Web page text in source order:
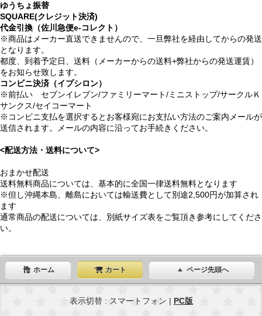
ゆうちょ振替
SQUARE(クレジット決済)
代金引換（佐川急便e-コレクト）
※商品はメーカー直送できませんので、一旦弊社を経由してからの発送
となります。
都度、到着予定日、送料（メーカーからの送料+弊社からの発送運賃）
をお知らせ致します。
コンビニ決済（イプシロン）
※前払い セブンイレブン/ファミリーマート/ミニストップ/サークルＫ
サンクス/セイコーマート
※コンビニ支払を選択するとお客様宛にお支払い方法のご案内メールが
送信されます。メールの内容に沿ってお手続きください。
<配送方法・送料について>
おまかせ配送
送料無料商品については、基本的に全国一律送料無料となります
※但し沖縄本島、離島においては輸送費として別途2,500円が加算され
ます
通常商品の配送については、別紙サイズ表をご覧頂き参考にしてくださ
い。
ホーム カート ページ先頭へ
表示切替 : スマートフォン | PC版